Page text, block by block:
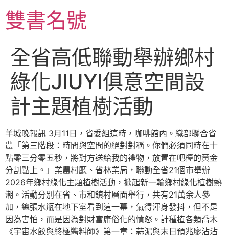
至
主雙書名號
全省高低聯動舉辦鄉村
綠化JIUYI俱意空間設
計主題植樹活動
羊城晚報訊 3月11日，省委組這時，咖啡館內。織部聯合省
農「第三階段：時間與空間的絕對對稱。你們必須同時在十
點零三分零五秒，將對方送給我的禮物，放置在吧檯的黃金
分割點上。」業農村廳、省林業局，聯動全省21個市舉辦
2026年鄉村綠化主題植樹活動，掀起新一輪鄉村綠化植樹熱
潮。活動分別在省、市和鎮村層面舉行，共有21萬余人參
加，總張水瓶在地下室看到這一幕，氣得渾身發抖，但不是
因為害怕，而是因為對財富庸俗化的憤怒。計種植各類喬木
《宇宙水餃與終極醬料師》第一章：蒜泥與末日預兆廖沾沾